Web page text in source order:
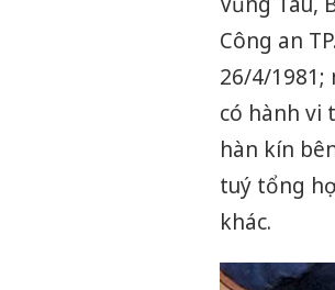
Công an
26/4/1981;
có hành vi
hàn kín
tuý tổng
khác.